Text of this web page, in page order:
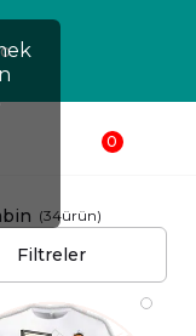
0
(34ürün)
Filtreler